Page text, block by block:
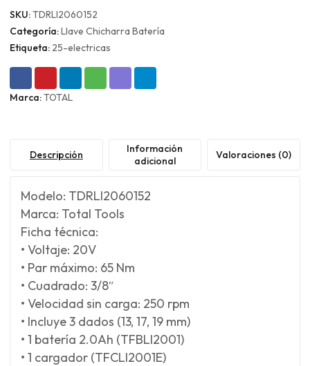
SKU:TDRLI2060152
Categoría:Llave Chicharra Batería
Etiqueta: 25-electricas
Marca:TOTAL
Descripción
Información
adicional
Valoraciones (0)
Modelo: TDRLI2060152
Marca: Total Tools
Ficha técnica:
• Voltaje: 20V
• Par máximo: 65 Nm
• Cuadrado: 3/8″
• Velocidad sin carga: 250 rpm
• Incluye 3 dados (13, 17, 19 mm)
• 1 batería 2.0Ah (TFBLI2001)
• 1 cargador (TFCLI2001E)